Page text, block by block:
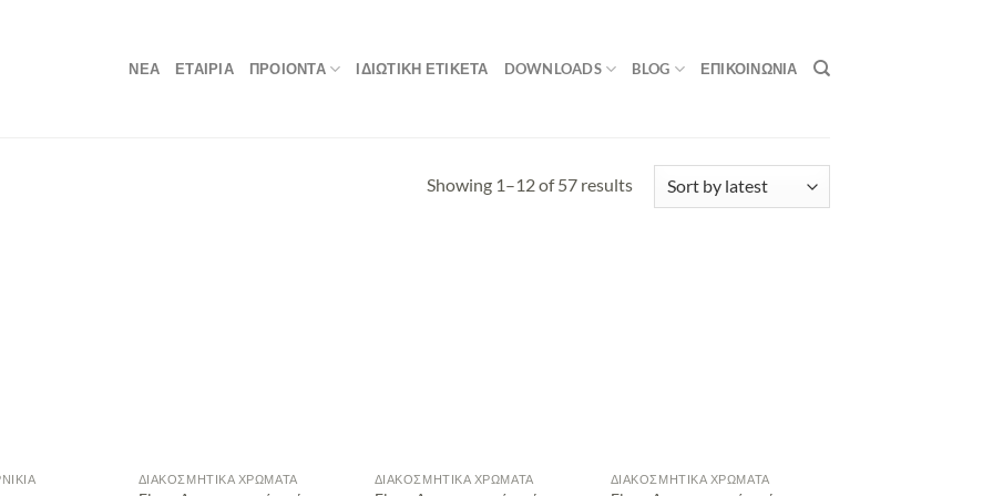
ΝΕΑ ΕΤΑΙΡΙΑ ΠΡΟΙΟΝΤΑ ΙΔΙΩΤΙΚΗ ΕΤΙΚΕΤΑ DOWNLOADS BLOG ΕΠΙΚΟΙΝΩΝΙΑ
Showing 1–12 of 57 results
ΔΙΑΚΟΣΜΗΤΙΚΆ ΧΡΏΜΑΤΑ ΔΙΑΚΟΣΜΗΤΙΚΆ ΧΡΏΜΑΤΑ ΔΙΑΚΟΣΜΗΤΙΚΆ ΧΡΏΜΑΤΑ